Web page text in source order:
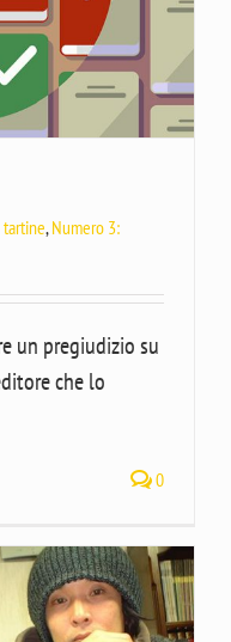
,Numero 3:
un pregiudizio su
che lo
0